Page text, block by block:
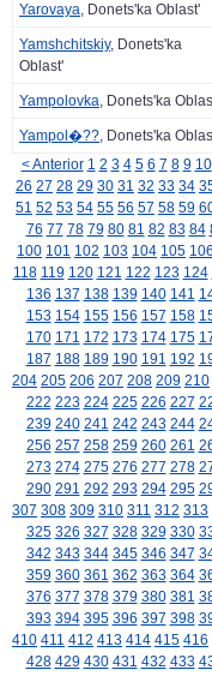
Yarovaya, Donets'ka Oblast'
Yamshchitskiy, Donets'ka
Oblast'
Yampolovka, Donets'ka
Yampol�??, Donets'ka
< Anterior 1 2 3 4 5 6 7 8 9 10
26 27 28 29 30 31 32 33 34
51 52 53 54 55 56 57 58 59
76 77 78 79 80 81 82 83 84
100 101 102 103 104 105 106
118 119 120 121 122 123 124
136 137 138 139 140 141
153 154 155 156 157 158
170 171 172 173 174 175
187 188 189 190 191 192
204 205 206 207 208 209 210
222 223 224 225 226 227
239 240 241 242 243 244
256 257 258 259 260 261
273 274 275 276 277 278
290 291 292 293 294 295
307 308 309 310 311 312 313
325 326 327 328 329 330
342 343 344 345 346 347
359 360 361 362 363 364
376 377 378 379 380 381
393 394 395 396 397 398
410 411 412 413 414 415 416
428 429 430 431 432 433